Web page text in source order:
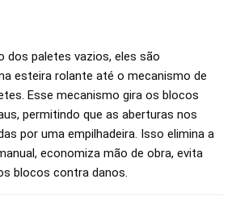
dos paletes vazios, eles são
esteira rolante até o mecanismo de
Esse mecanismo gira os blocos
permitindo que as aberturas nos
por uma empilhadeira. Isso elimina a
economiza mão de obra, evita
blocos contra danos.